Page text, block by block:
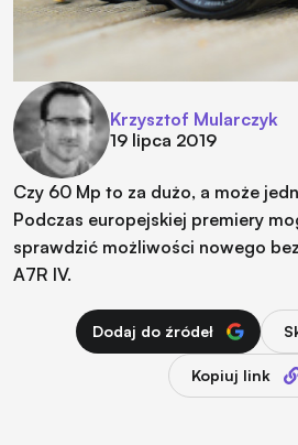
Krzysztof Mularczyk
19 lipca 2019
Czy 60 Mp to za dużo, a może
Podczas europejskiej premiery
sprawdzić możliwości nowego
A7R IV.
Dodaj do źródeł
Kopiuj link